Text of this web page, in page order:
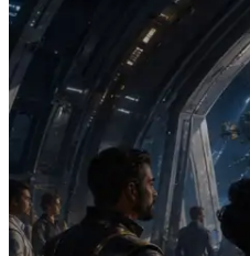
2026.07.04
ERPC startet x402-
Der Beginn einer
APIs bei Bedarf